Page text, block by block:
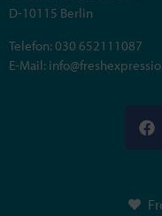
D-10115 Berlin
Telefon: 030 652111087
E-Mail: